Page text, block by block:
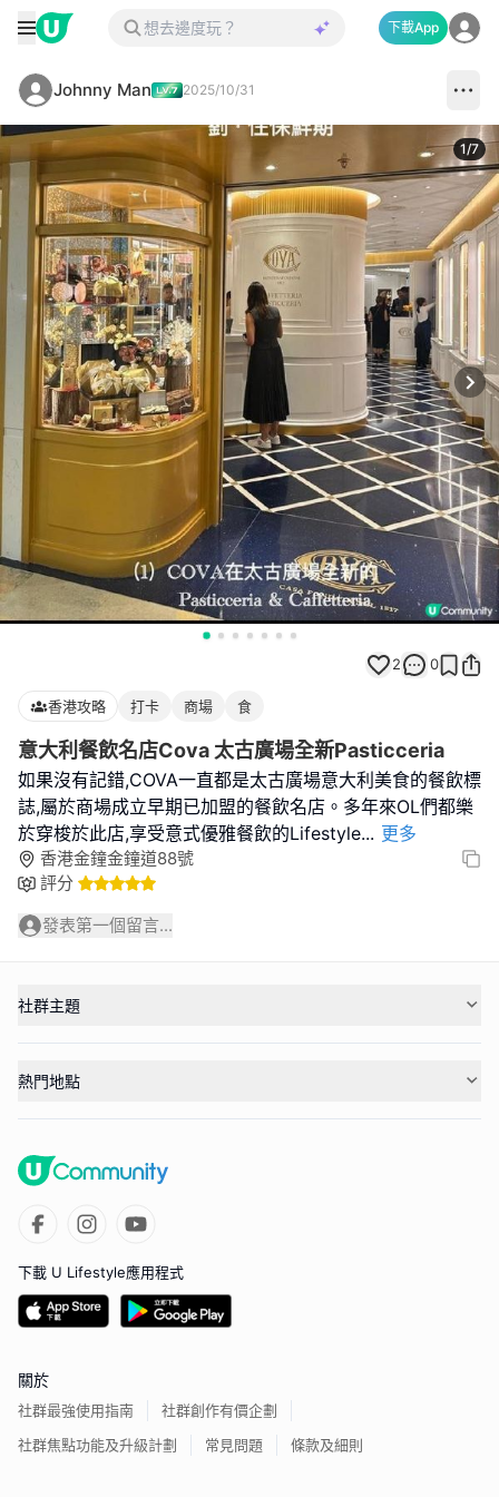
下載App
Johnny Man 2025/10/31
1/7
2 0
香港攻略 打卡 商場 食
意大利餐飲名店Cova 太古廣場全新Pasticceria
如果沒有記錯,COVA一直都是太古廣場意大利美食的餐飲標
誌,屬於商場成立早期已加盟的餐飲名店。多年來OL們都樂
於穿梭於此店,享受意式優雅餐飲的Lifestyle... 更多
香港金鐘金鐘道88號
評分
發表第一個留言...
社群主題
熱門地點
下載 U Lifestyle應用程式
關於
社群最強使用指南
社群創作有價企劃
社群焦點功能及升級計劃
常見問題 條款及細則